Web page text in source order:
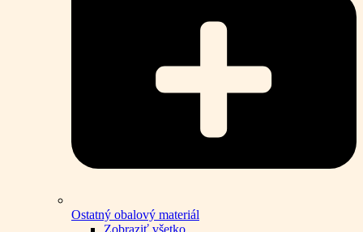
Ostatný obalový materiál
Zobraziť všetko